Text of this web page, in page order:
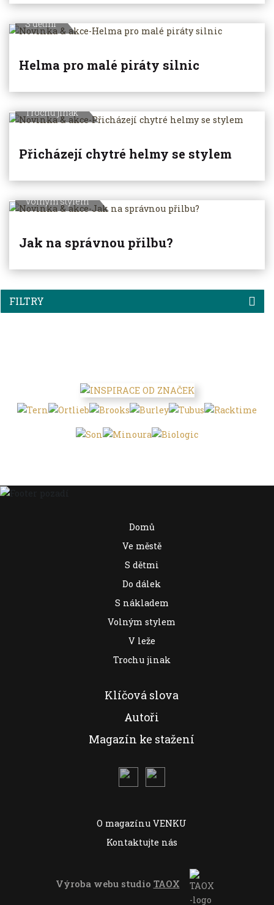
FILTRY
S dětmi
Helma pro malé piráty silnic
Trochu jinak
Přicházejí chytré helmy se stylem
Volným stylem
Jak na správnou přilbu?
Domů
Ve městě
S dětmi
Do dálek
S nákladem
Volným stylem
V leže
Trochu jinak
Klíčová slova
Autoři
Magazín ke stažení
O magazínu VENKU
Kontaktujte nás
Výroba webu studio TAOX